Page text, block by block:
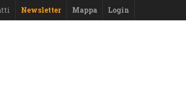
Newsletter Mappa Login